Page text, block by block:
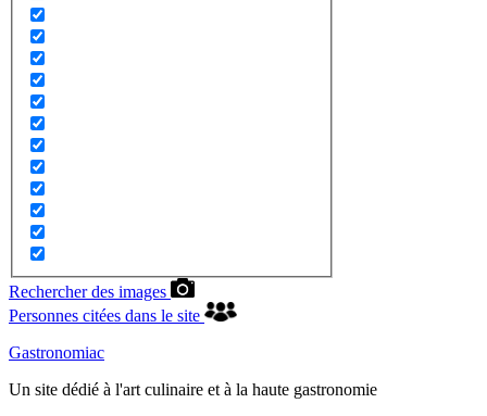
Rechercher des images
Personnes citées dans le site
Gastronomiac
Un site dédié à l'art culinaire et à la haute gastronomie